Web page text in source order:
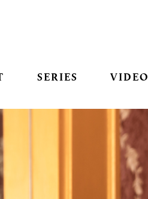
SERIES VIDEO